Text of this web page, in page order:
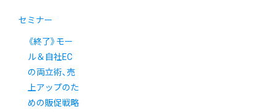
セミナー
《終了》モー
ル＆自社EC
の両立術、売
上アップのた
めの販促戦略